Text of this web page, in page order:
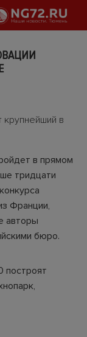
в
в прямом
тридцати
Франции,
авторы
бюро.